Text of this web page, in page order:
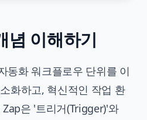
념 이해하기
동화 워크플로우 단위를 이
화하고, 혁신적인 작업 환
은 '트리거(Trigger)'와